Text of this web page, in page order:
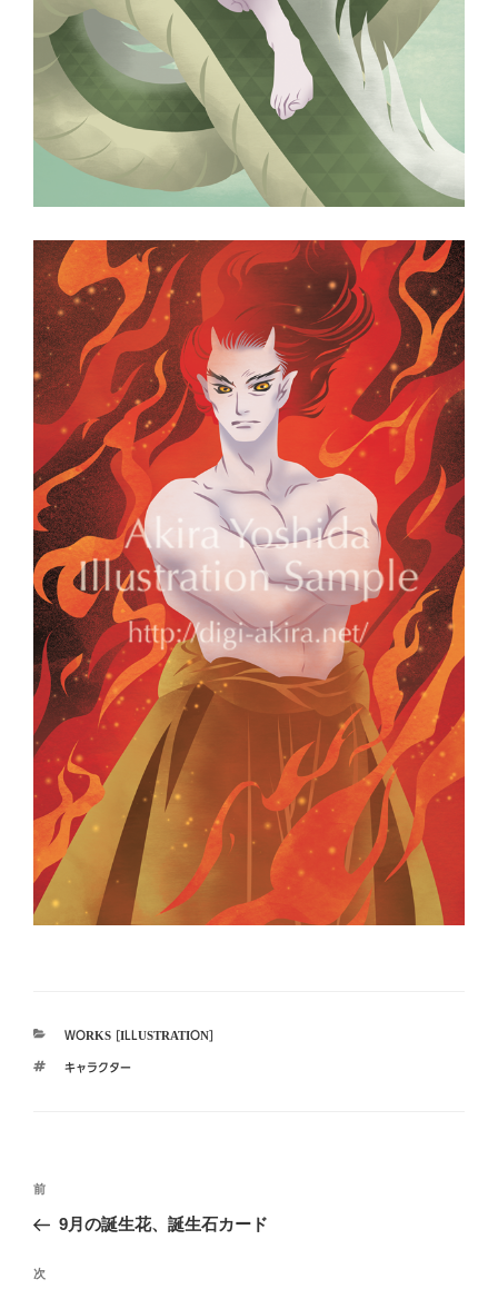
カ
ゴ
WORKS [ILLUSTRATION]
タ
キャラクター
投
ビ
前
の
稿
前
9月の誕生花、誕生石カード
次
次